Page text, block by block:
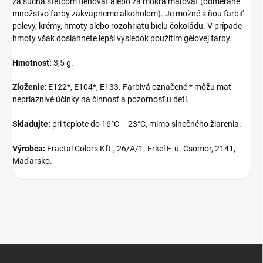
množstvo farby zakvapneme alkoholom). Je možné s ňou farbiť
polevy, krémy, hmoty alebo rozohriatu bielu čokoládu. V prípade
hmoty však dosiahnete lepší výsledok použitím gélovej farby.
Hmotnosť: 3,5 g.
Zloženie: E122*, E104*, E133. Farbivá označené * môžu mať
nepriaznivé účinky na činnosť a pozornosť u detí.
Skladujte: pri teplote do 16°C – 23°C, mimo slnečného žiarenia.
Výrobca: Fractal Colors Kft., 26/A/1. Erkel F. u. Csomor, 2141,
Maďarsko.